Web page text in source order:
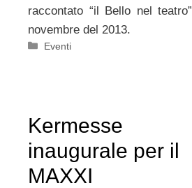
raccontato “il Bello nel
novembre del 2013.
Categorie
Eventi
Kermesse
inaugurale per il
MAXXI